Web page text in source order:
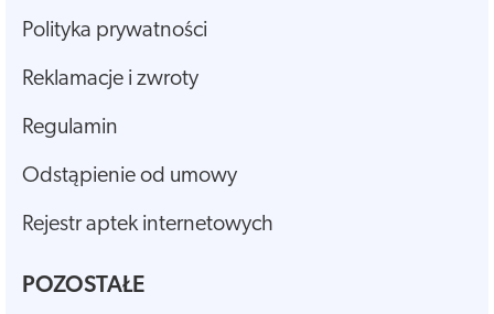
Polityka prywatności
Reklamacje i zwroty
Regulamin
Odstąpienie od umowy
Rejestr aptek internetowych
POZOSTAŁE